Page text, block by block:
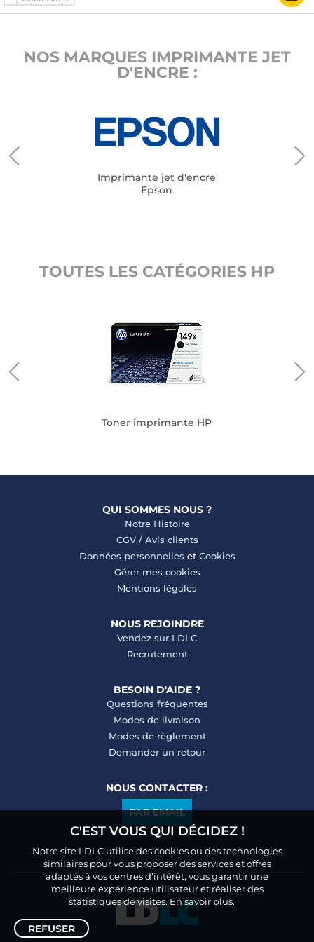
NOS MARQUES IMPRIMANTE JET
D'ENCRE :
Imprimante jet d'encre
Epson
TOUTES LES CATÉGORIES HP
Toner imprimante HP
QUI SOMMES NOUS ?
Notre Histoire
CGV/ Avis clients
Données personnelles et Cookies
Gérer mes cookies
Mentions légales
NOUS REJOINDRE
Vendez sur LDLC
Recrutement
BESOIN D'AIDE ?
Questions fréquentes
Modes de livraison
Modes de règlement
Demander un retour
NOUS CONTACTER :
PAR EMAIL
C'EST VOUS QUI DÉCIDEZ !
Notre site LDLC utilise des cookies ou des technologies
similaires pour vous proposer des services et offres
adaptés à vos centres d’intérêt, vous garantir une
meilleure expérience utilisateur et réaliser des
statistiques de visites.En savoir plus.
REFUSER